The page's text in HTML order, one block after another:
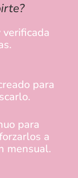
verificada
para
para
a
mensual.